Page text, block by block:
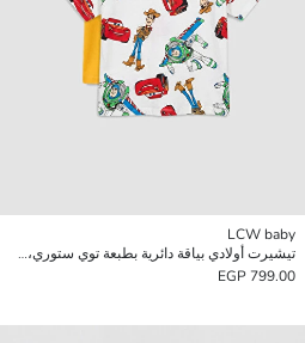
LCW baby
تيشيرت أولادي بياقة دائرية بطبعة توي ستوري، عبوة من 2 قطعة
799.00 EGP